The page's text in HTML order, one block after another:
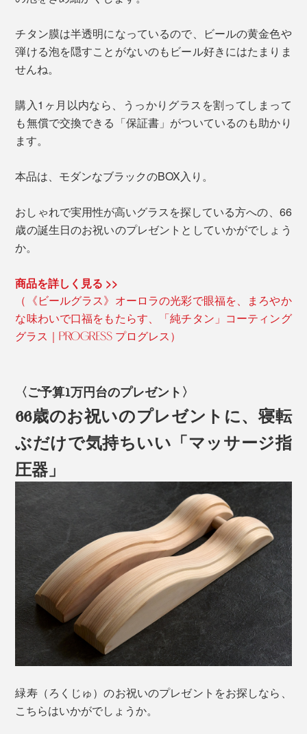
チタン膜は半透明になっているので、ビールの黄金色や
弾ける泡を隠すことがないのもビール好きにはたまりま
せんね。
購入1ヶ月以内なら、うっかりグラスを割ってしまって
も無償で交換できる「保証書」がついているのも助かり
ます。
本品は、モダンなブラックのBOX入り。
おしゃれで実用性が高いグラスを探している方への、66
歳の誕生日のお祝いのプレゼントとしていかがでしょう
か。
商品を詳しく見る >>
（《ビールグラス》オーロラの光彩で眼福を、まろやか
な味わいで口福をもたらす、「純チタン」コーティング
グラス｜PROGRESS プログレス）
〈ご予算1万円台のプレゼント〉
66歳のお祝いのプレゼントに、寝転
ぶだけで気持ちいい「マッサージ指
圧器」
緑寿（ろくじゅ）のお祝いのプレゼントをお探しなら、
こちらはいかがでしょうか。